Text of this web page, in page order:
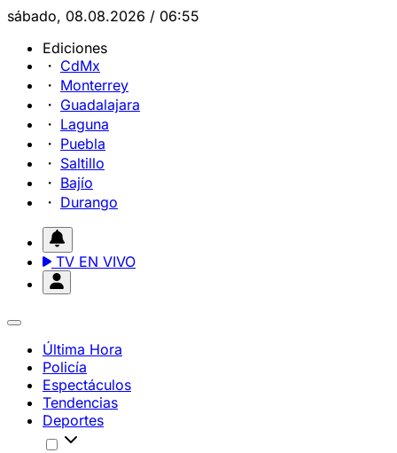
sábado, 08.08.2026 / 06:55
Ediciones
CdMx
Monterrey
Guadalajara
Laguna
Puebla
Saltillo
Bajío
Durango
TV EN VIVO
Última Hora
Policía
Espectáculos
Tendencias
Deportes